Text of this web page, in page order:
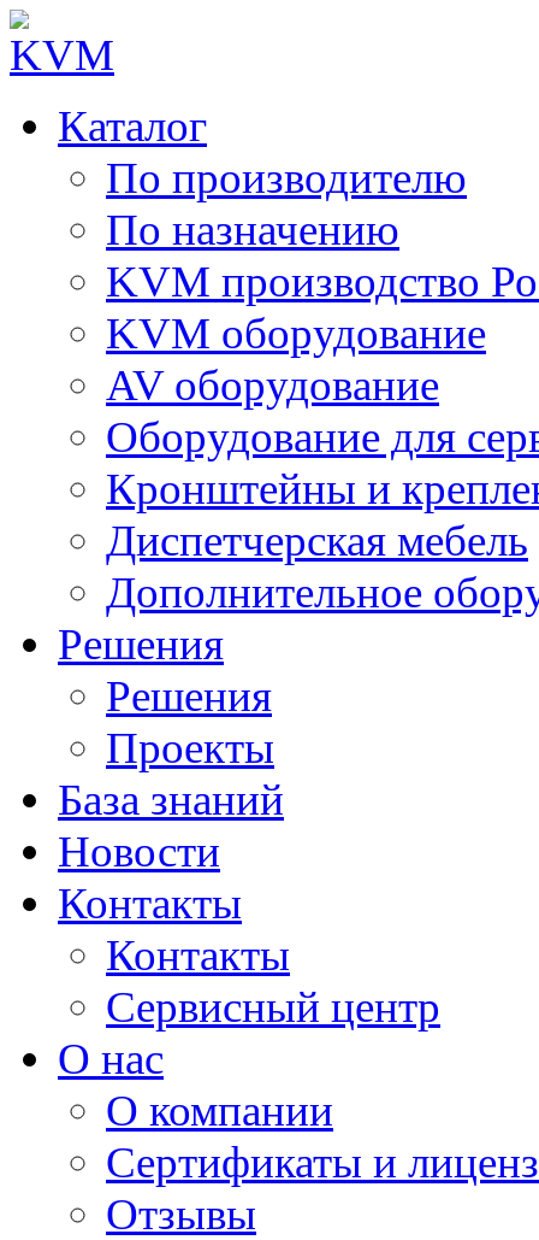
Каталог
По производителю
По назначению
KVM производство
KVM оборудование
AV оборудование
Оборудование для
Кронштейны и
Диспетчерская мебель
Дополнительное
Решения
Решения
Проекты
База знаний
Новости
Контакты
Контакты
Сервисный центр
О нас
О компании
Сертификаты и
Отзывы